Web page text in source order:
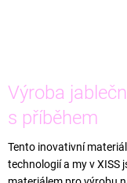
Výroba
s příběhem
Tento inovativní
technologií a my v XISS